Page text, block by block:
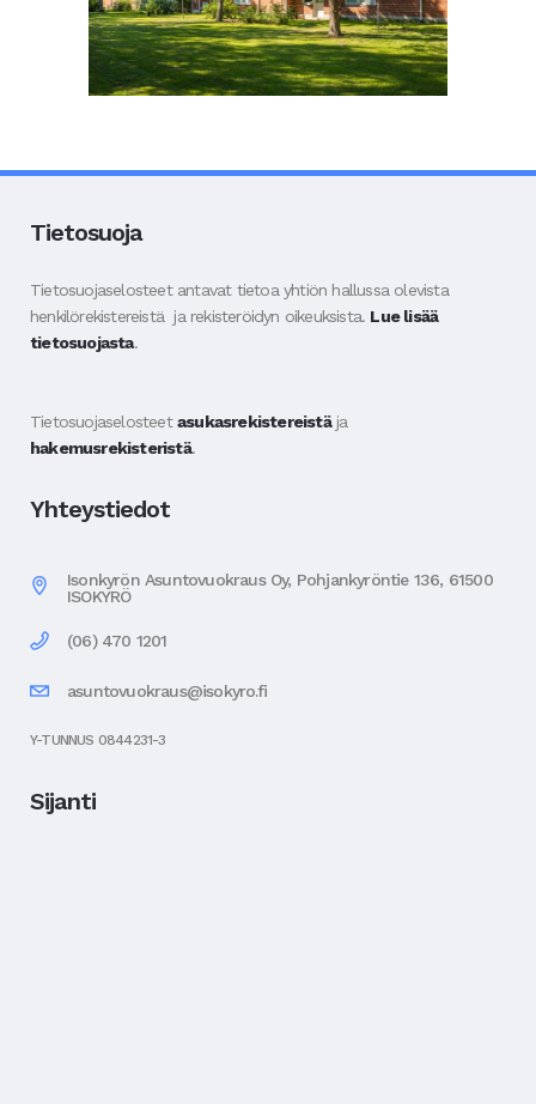
Tietosuoja
Tietosuojaselosteet antavat tietoa yhtiön hallussa olevista
henkilörekistereistä ja rekisteröidyn oikeuksista. Lue lisää
tietosuojasta.
Tietosuojaselosteetasukasrekistereistäja
hakemusrekisteristä.
Yhteystiedot
Isonkyrön Asuntovuokraus Oy, Pohjankyröntie 136, 61500
ISOKYRÖ
(06) 470 1201
asuntovuokraus@isokyro.fi
Y-TUNNUS 0844231-3
Sijanti